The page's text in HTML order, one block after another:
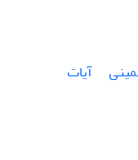
آیات